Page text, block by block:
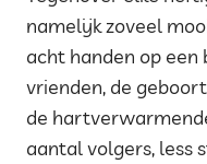
namelijk zoveel
acht handen op een
vrienden, de
de
aantal volgers, less